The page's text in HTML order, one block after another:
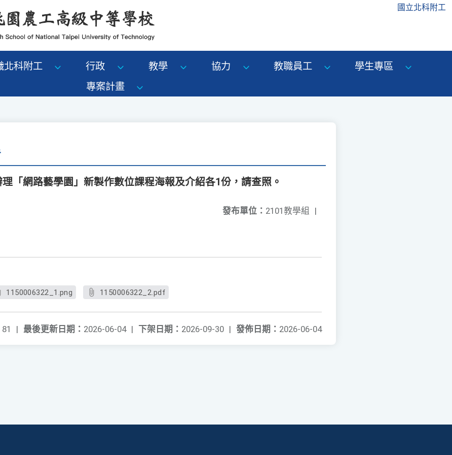
國立北科附工
北科附工 行政 教學 協力 教職員工
學生專區
專案計畫
「網路藝學園」新製作數位課程海報及介紹各1份，請查照。
發布單位： 2101教學組 |
1150006322_1.png 1150006322_2.pdf
發佈日期： 2026-06-04
下架日期： 2026-09-30 |
最後更新日期： 2026-06-04 |
81 |